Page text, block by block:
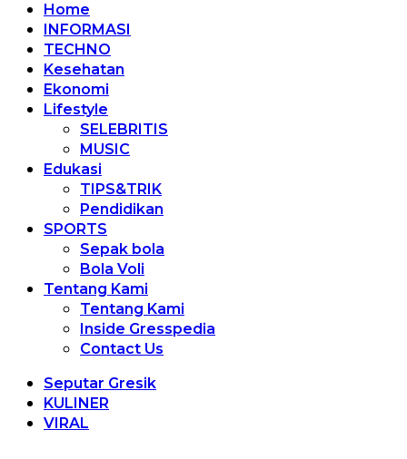
Home
INFORMASI
TECHNO
Kesehatan
Ekonomi
Lifestyle
SELEBRITIS
MUSIC
Edukasi
TIPS&TRIK
Pendidikan
SPORTS
Sepak bola
Bola Voli
Tentang Kami
Tentang Kami
Inside Gresspedia
Contact Us
Seputar Gresik
KULINER
VIRAL